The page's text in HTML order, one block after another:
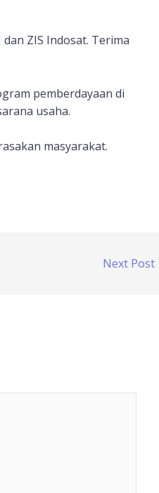
ZIS Indosat. Terima
pemberdayaan di
usaha.
masyarakat.
Next Post